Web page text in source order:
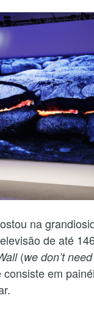
na
de até
(we don’t
consiste em